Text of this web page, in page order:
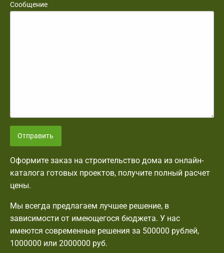
Сообщение
Отправить
Оформите заказ на строительство дома из онлайн-
каталога готовых проектов, получите полный расчет
цены.
Мы всегда предлагаем лучшее решение, в
зависимости от имеющегося бюджета. У нас
имеются современные решения за 500000 рублей,
1000000 или 2000000 руб.